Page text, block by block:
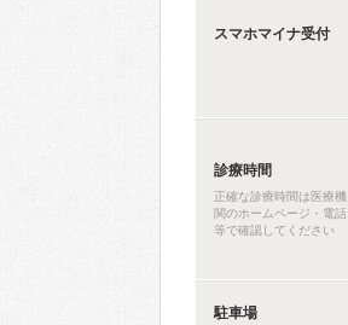
スマホマイナ受付
診療時間
正確な診療時間は医療機
関のホームページ・電話
等で確認してください
駐車場